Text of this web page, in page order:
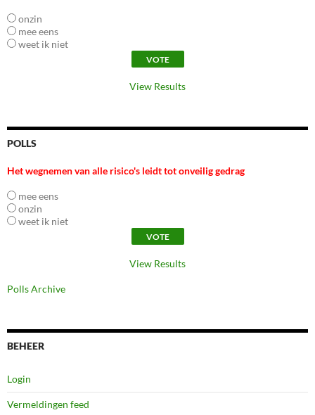
onzin
mee eens
weet ik niet
View Results
POLLS
Het wegnemen van alle risico's leidt tot onveilig gedrag
mee eens
onzin
weet ik niet
View Results
Polls Archive
BEHEER
Login
Vermeldingen feed